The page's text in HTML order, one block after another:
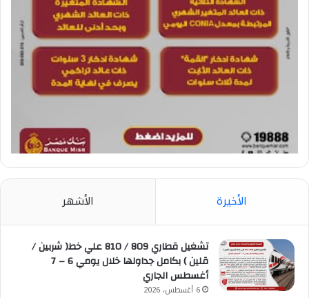
الأخيرة الأشهر
تشغيل قطاري 809 / 810 علي خط( شربين /
قلين ) بكامل جداولها خلال يومي 6 – 7
أغسطس الجاري
6 أغسطس، 2026